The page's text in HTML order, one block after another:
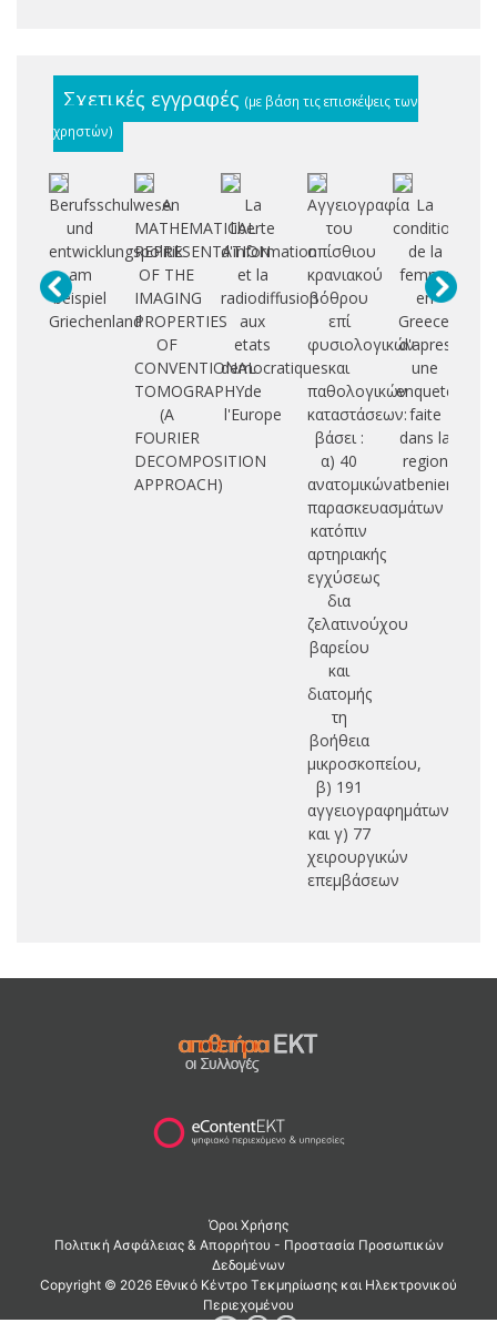
Σχετικές εγγραφές (με βάση τις επισκέψεις των
χρηστών)
Berufsschulwesen
und
entwicklungspolitik
am
beispiel
Griechenland
A
MATHEMATICAL
REPRESENTATION
OF THE
IMAGING
PROPERTIES
OF
CONVENTIONAL
TOMOGRAPHY.
(A
FOURIER
DECOMPOSITION
APPROACH)
La
liberte
d'information
et la
radiodiffusion
aux
etats
democratiques
de
l'Europe
Αγγειογραφία
του
οπίσθιου
κρανιακού
βόθρου
επί
φυσιολογικών
και
παθολογικών
καταστάσεων:
βάσει :
α) 40
ανατομικών
παρασκευασμάτων
κατόπιν
αρτηριακής
εγχύσεως
δια
ζελατινούχου
βαρείου
και
διατομής
τη
βοήθεια
μικροσκοπείου,
β) 191
αγγειογραφημάτων
και γ) 77
χειρουργικών
επεμβάσεων
La
condition
de la
femme
en
Greece:
d'apres
une
enquete
faite
dans la
region
atbenienne